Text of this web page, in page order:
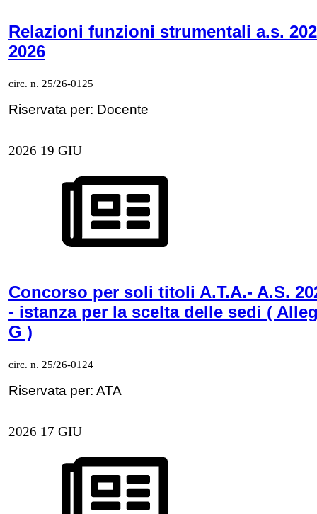
Relazioni funzioni strumentali a.s.
2026
circ. n. 25/26-0125
Riservata per: Docente
2026 19 GIU
Concorso per soli titoli A.T.A.- A.S.
- istanza per la scelta delle sedi (
G )
circ. n. 25/26-0124
Riservata per: ATA
2026 17 GIU